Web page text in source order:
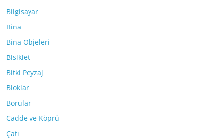
Bilgisayar
Bina
Bina Objeleri
Bisiklet
Bitki Peyzaj
Bloklar
Borular
Cadde ve Köprü
Çatı